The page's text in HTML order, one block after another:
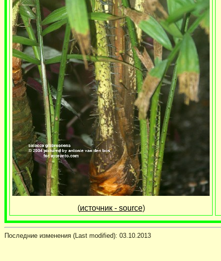
(источник - source)
Последние изменения (Last modified): 03.10.2013